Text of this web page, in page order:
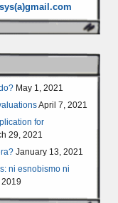
May 1, 2021
April 7, 2021
for
29, 2021
January 13, 2021
ni esnobismo ni